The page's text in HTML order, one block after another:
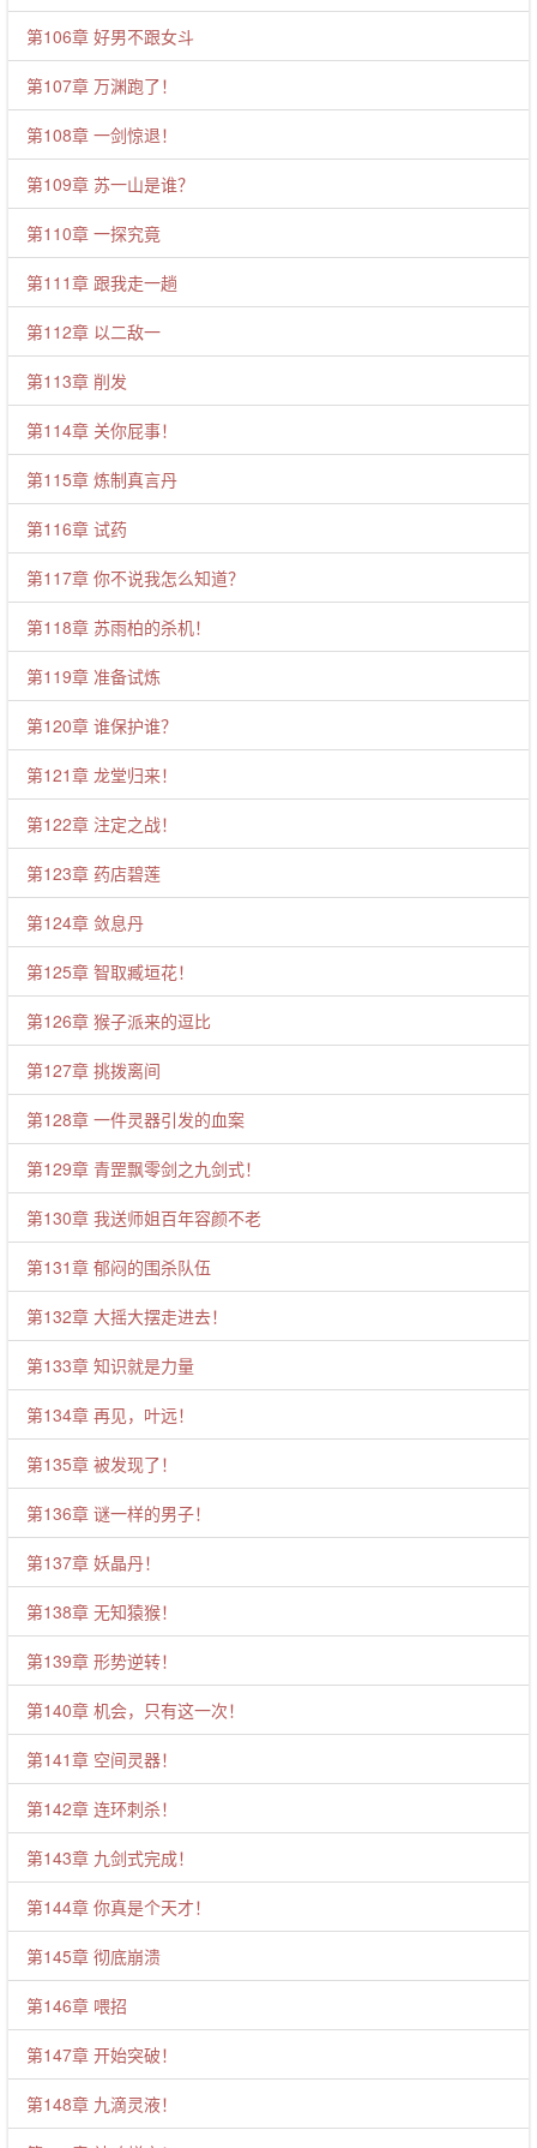
第106章 好男不跟女斗
第107章 万渊跑了！
第108章 一剑惊退！
第109章 苏一山是谁？
第110章 一探究竟
第111章 跟我走一趟
第112章 以二敌一
第113章 削发
第114章 关你屁事！
第115章 炼制真言丹
第116章 试药
第117章 你不说我怎么知道？
第118章 苏雨柏的杀机！
第119章 准备试炼
第120章 谁保护谁？
第121章 龙堂归来！
第122章 注定之战！
第123章 药店碧莲
第124章 敛息丹
第125章 智取臧垣花！
第126章 猴子派来的逗比
第127章 挑拨离间
第128章 一件灵器引发的血案
第129章 青罡飘零剑之九剑式！
第130章 我送师姐百年容颜不老
第131章 郁闷的围杀队伍
第132章 大摇大摆走进去！
第133章 知识就是力量
第134章 再见，叶远！
第135章 被发现了！
第136章 谜一样的男子！
第137章 妖晶丹！
第138章 无知猿猴！
第139章 形势逆转！
第140章 机会，只有这一次！
第141章 空间灵器！
第142章 连环刺杀！
第143章 九剑式完成！
第144章 你真是个天才！
第145章 彻底崩溃
第146章 喂招
第147章 开始突破！
第148章 九滴灵液！